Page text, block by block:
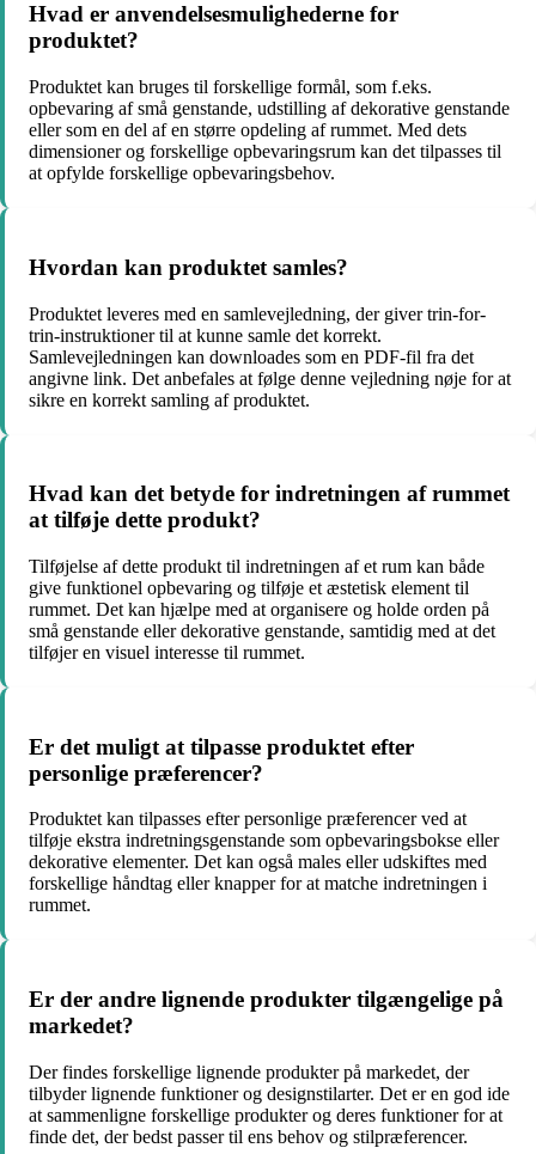
Hvad er anvendelsesmulighederne for
produktet?
Produktet kan bruges til forskellige formål, som f.eks.
opbevaring af små genstande, udstilling af dekorative genstande
eller som en del af en større opdeling af rummet. Med dets
dimensioner og forskellige opbevaringsrum kan det tilpasses til
at opfylde forskellige opbevaringsbehov.
Hvordan kan produktet samles?
Produktet leveres med en samlevejledning, der giver trin-for-
trin-instruktioner til at kunne samle det korrekt.
Samlevejledningen kan downloades som en PDF-fil fra det
angivne link. Det anbefales at følge denne vejledning nøje for at
sikre en korrekt samling af produktet.
Hvad kan det betyde for indretningen af rummet
at tilføje dette produkt?
Tilføjelse af dette produkt til indretningen af et rum kan både
give funktionel opbevaring og tilføje et æstetisk element til
rummet. Det kan hjælpe med at organisere og holde orden på
små genstande eller dekorative genstande, samtidig med at det
tilføjer en visuel interesse til rummet.
Er det muligt at tilpasse produktet efter
personlige præferencer?
Produktet kan tilpasses efter personlige præferencer ved at
tilføje ekstra indretningsgenstande som opbevaringsbokse eller
dekorative elementer. Det kan også males eller udskiftes med
forskellige håndtag eller knapper for at matche indretningen i
rummet.
Er der andre lignende produkter tilgængelige på
markedet?
Der findes forskellige lignende produkter på markedet, der
tilbyder lignende funktioner og designstilarter. Det er en god ide
at sammenligne forskellige produkter og deres funktioner for at
finde det, der bedst passer til ens behov og stilpræferencer.